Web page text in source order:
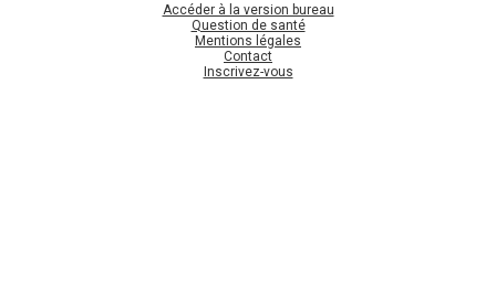
Accéder à la version bureau
Question de santé
Mentions légales
Contact
Inscrivez-vous